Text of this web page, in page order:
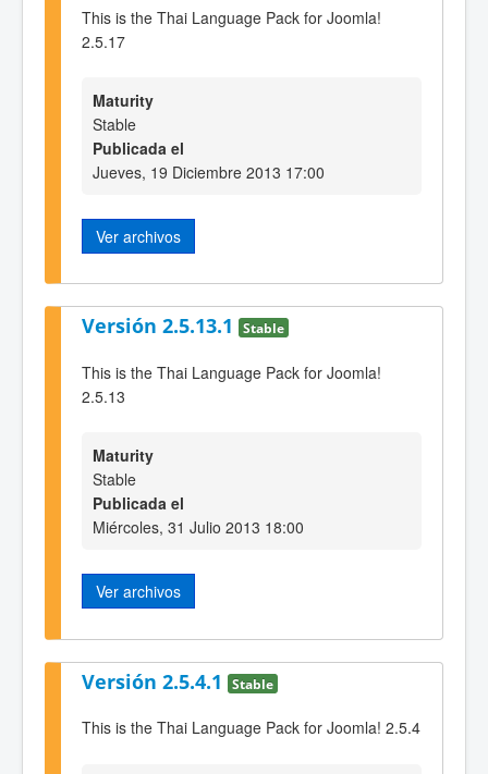
This is the Thai Language Pack for Joomla!
2.5.17
Maturity
Stable
Publicada el
Jueves, 19 Diciembre 2013 17:00
Ver archivos
Versión 2.5.13.1 Stable
This is the Thai Language Pack for Joomla!
2.5.13
Maturity
Stable
Publicada el
Miércoles, 31 Julio 2013 18:00
Ver archivos
Versión 2.5.4.1 Stable
This is the Thai Language Pack for Joomla! 2.5.4